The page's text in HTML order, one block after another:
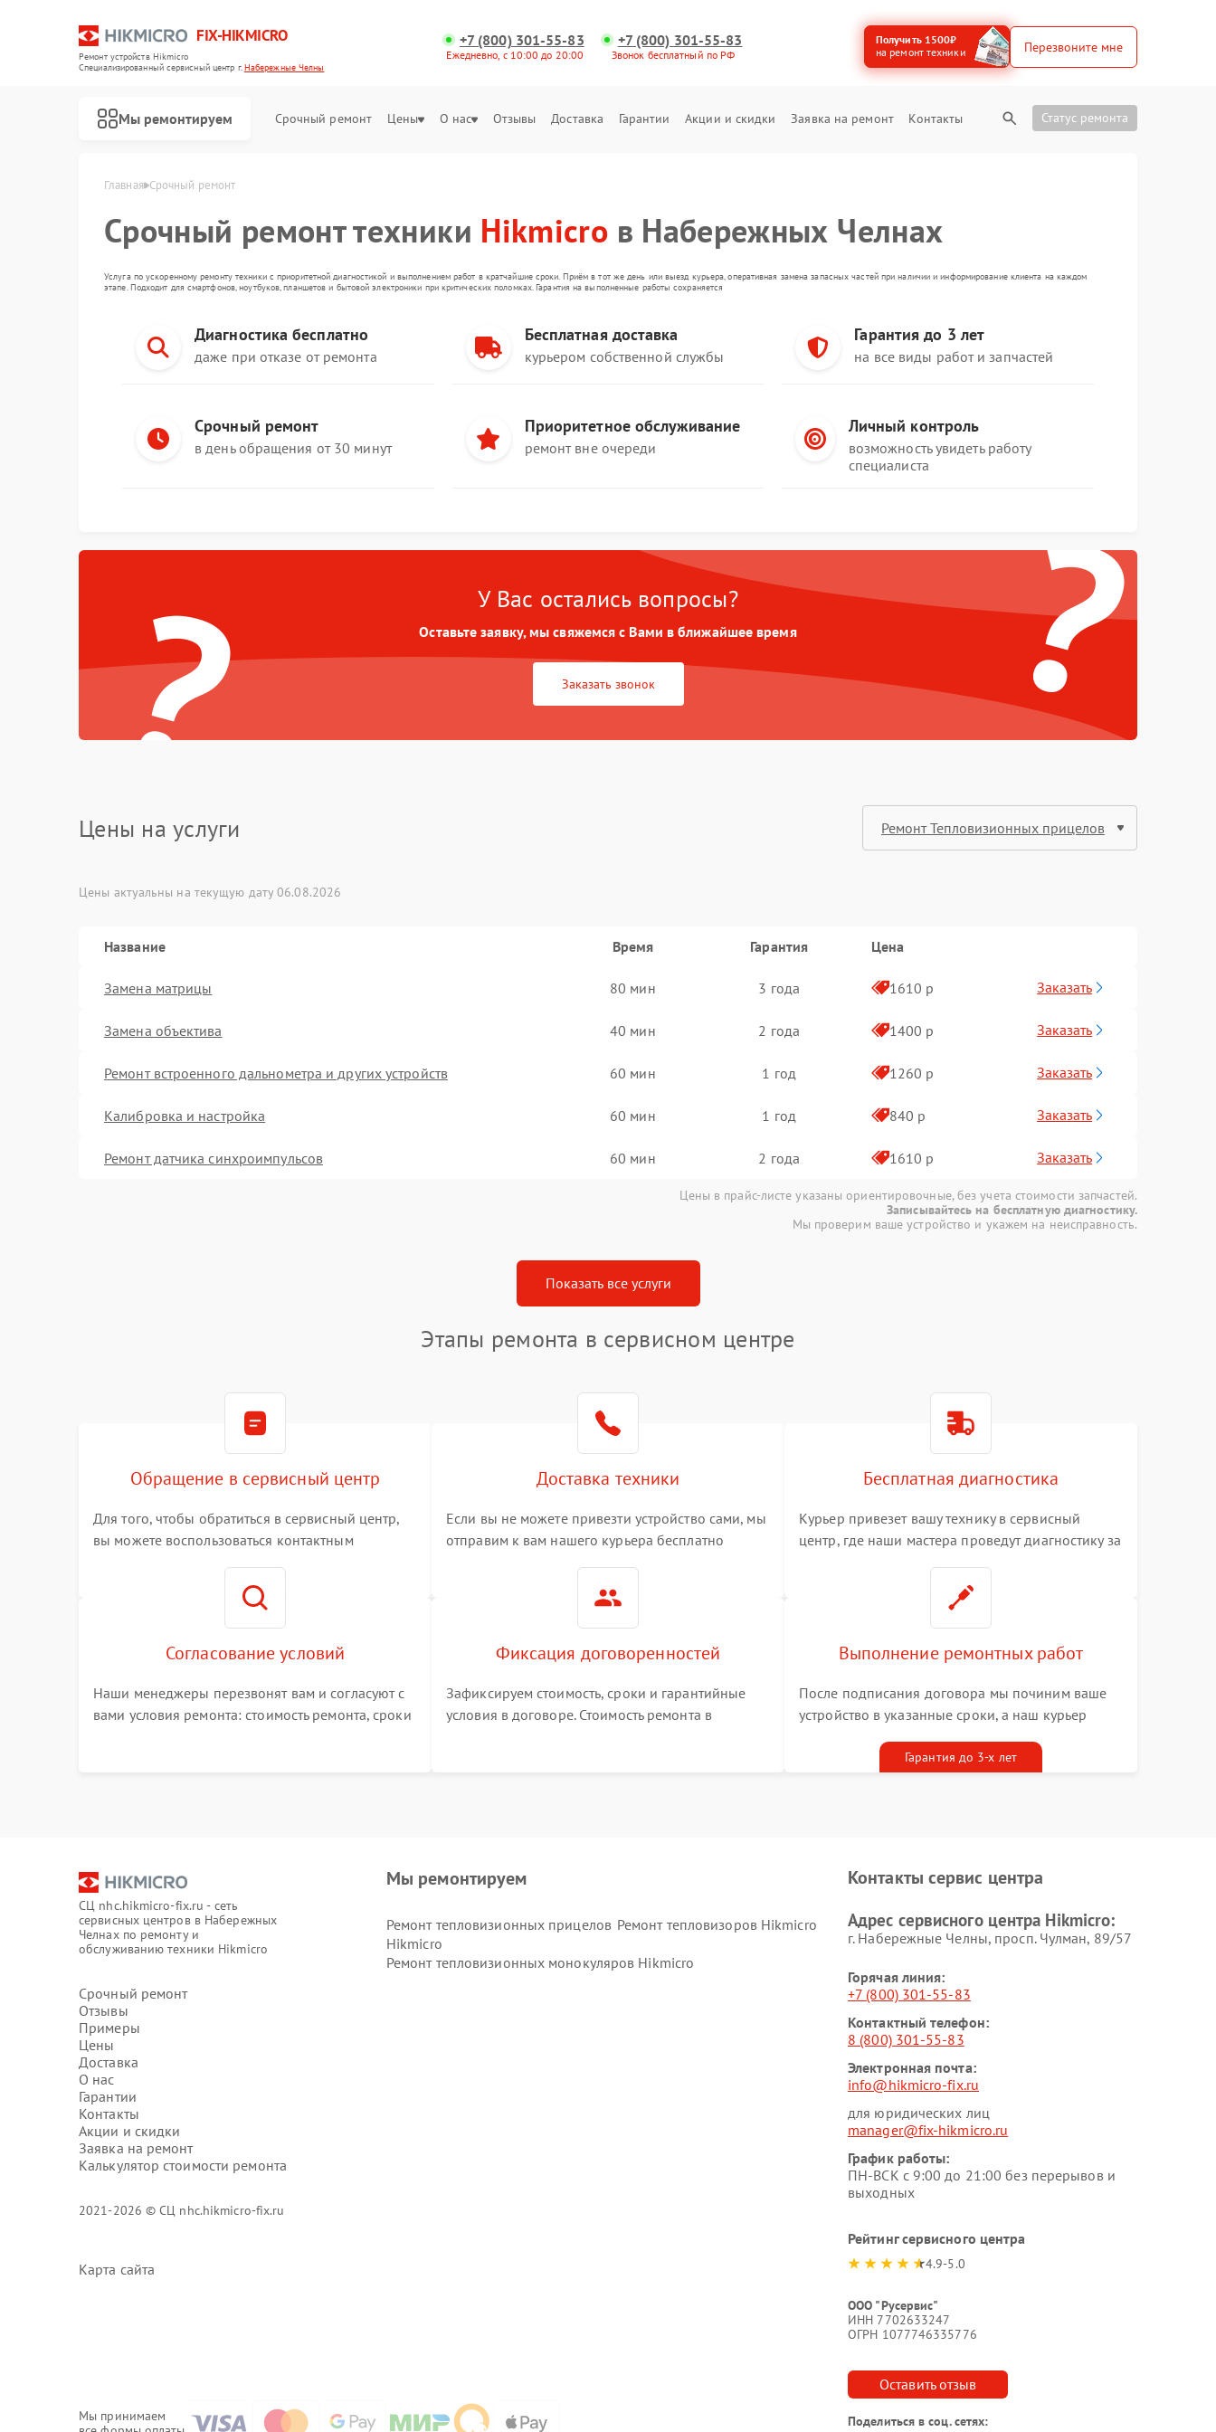
FIX-HIKMICRO
Ремонт устройств Hikmicro
Специализированный cервисный центр г.Набережные Челны
+7 (800) 301-55-83
Ежедневно, с 10:00 до 20:00
+7 (800) 301-55-83
Звонок бесплатный по РФ
Получить 1500₽
на ремонт техники
Перезвоните мне
Мы ремонтируем Срочный ремонт Цены О нас Отзывы Доставка Гарантии Акции и скидки Заявка на ремонт Контакты Статус ремонта
Главная Срочный ремонт
Срочный ремонт техники Hikmicro в Набережных Челнах
Услуга по ускоренному ремонту техники с приоритетной диагностикой и выполнением работ в кратчайшие сроки. Приём в тот же день или выезд курьера, оперативная замена запасных частей при наличии и информирование клиента на каждом
этапе. Подходит для смартфонов, ноутбуков, планшетов и бытовой электроники при критических поломках. Гарантия на выполненные работы сохраняется
Диагностика бесплатно
даже при отказе от ремонта
Бесплатная доставка
курьером собственной службы
Гарантия до 3 лет
на все виды работ и запчастей
Срочный ремонт
в день обращения от 30 минут
Приоритетное обслуживание
ремонт вне очереди
Личный контроль
возможность увидеть работу
специалиста
? ?
У Вас остались вопросы?
Оставьте заявку, мы свяжемся с Вами в ближайшее время
Заказать звонок
Цены на услуги
Цены актуальны на текущую дату 06.08.2026
Название Время Гарантия Цена
Замена матрицы 80 мин 3 года 1610 р Заказать
Замена объектива 40 мин 2 года 1400 р Заказать
Ремонт встроенного дальнометра и других устройств 60 мин 1 год 1260 р Заказать
Калибровка и настройка 60 мин 1 год 840 р Заказать
Ремонт датчика синхроимпульсов 60 мин 2 года 1610 р Заказать
Цены в прайс-листе указаны ориентировочные, без учета стоимости запчастей.
Записывайтесь на бесплатную диагностику.
Мы проверим ваше устройство и укажем на неисправность.
Показать все услуги
Этапы ремонта в сервисном центре
Обращение в сервисный центр
Для того, чтобы обратиться в сервисный центр,
вы можете воспользоваться контактным
номер телефона на сайте
Доставка техники
Если вы не можете привезти устройство сами, мы
отправим к вам нашего курьера бесплатно
Бесплатная диагностика
Курьер привезет вашу технику в сервисный
центр, где наши мастера проведут диагностику за
Согласование условий
Наши менеджеры перезвонят вам и согласуют с
вами условия ремонта: стоимость ремонта, сроки
Фиксация договоренностей
Зафиксируем стоимость, сроки и гарантийные
условия в договоре. Стоимость ремонта в
Выполнение ремонтных работ
После подписания договора мы починим ваше
устройство в указанные сроки, а наш курьер
талоном бесплатноГарантия до 3-х лет
СЦ nhc.hikmicro-fix.ru - сеть
сервисных центров в Набережных
Челнах по ремонту и
обслуживанию техники Hikmicro
Срочный ремонт
Отзывы
Примеры
Цены
Доставка
О нас
Гарантии
Контакты
Акции и скидки
Заявка на ремонт
Калькулятор стоимости ремонта
2021-2026 © СЦ nhc.hikmicro-fix.ru
Карта сайта
Мы принимаем
Мы ремонтируем
Ремонт тепловизионных прицелов
Hikmicro
Ремонт тепловизоров Hikmicro
Ремонт тепловизионных монокуляров Hikmicro
Контакты сервис центра
Адрес сервисного центра Hikmicro:
г. Набережные Челны, просп. Чулман, 89/57
Горячая линия:
+7 (800) 301-55-83
Контактный телефон:
8 (800) 301-55-83
Электронная почта:
info@hikmicro-fix.ru
для юридических лиц
manager@fix-hikmicro.ru
График работы:
ПН-ВСК с 9:00 до 21:00 без перерывов и
выходных
Рейтинг сервисного центра
4.9-5.0
ООО "Русервис"
ИНН 7702633247
ОГРН 1077746335776
Оставить отзыв
Поделиться в соц. сетях: